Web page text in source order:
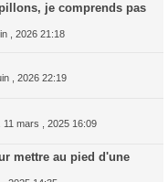
je comprends pas
, 2026 21:18
, 2026 22:19
11 mars , 2025 16:09
mettre au pied d'une